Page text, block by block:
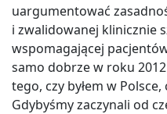
uargumentować
i zwalidowanej klinicznie
wspomagającej
samo dobrze w roku
tego, czy byłem w
Gdybyśmy zaczynali od